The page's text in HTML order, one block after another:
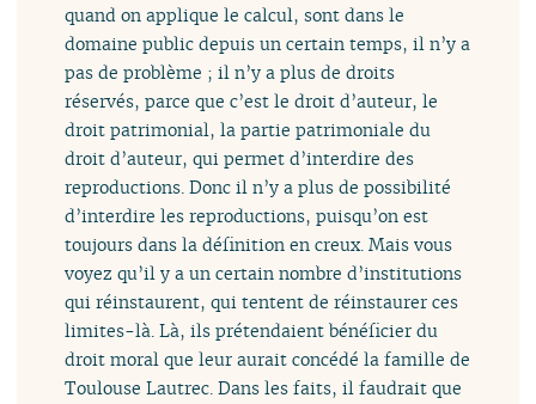
quand on applique le calcul, sont dans le
domaine public depuis un certain temps, il n’y a
pas de problème ; il n’y a plus de droits
réservés, parce que c’est le droit d’auteur, le
droit patrimonial, la partie patrimoniale du
droit d’auteur, qui permet d’interdire des
reproductions. Donc il n’y a plus de possibilité
d’interdire les reproductions, puisqu’on est
toujours dans la définition en creux. Mais vous
voyez qu’il y a un certain nombre d’institutions
qui réinstaurent, qui tentent de réinstaurer ces
limites-là. Là, ils prétendaient bénéficier du
droit moral que leur aurait concédé la famille de
Toulouse Lautrec. Dans les faits, il faudrait que